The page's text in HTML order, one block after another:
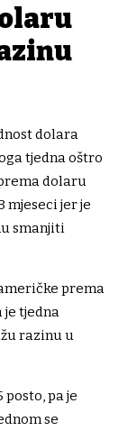
dolara
tjedna oštro
dolaru
mjeseci jer je
smanjiti
prema
je tjedna
razinu u
pa je
se